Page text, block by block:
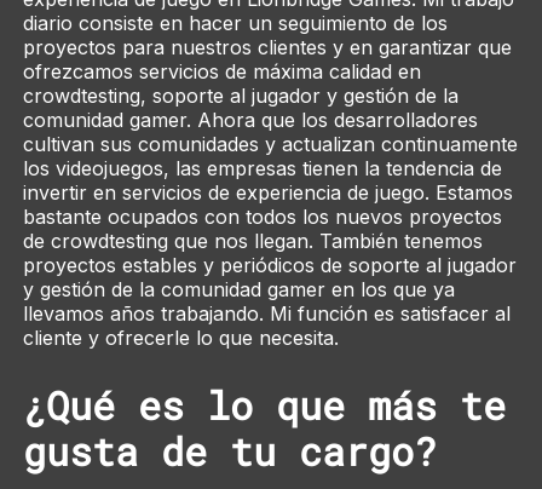
diario consiste en hacer un seguimiento de los
proyectos para nuestros clientes y en garantizar que
ofrezcamos servicios de máxima calidad en
crowdtesting, soporte al jugador y gestión de la
comunidad gamer. Ahora que los desarrolladores
cultivan sus comunidades y actualizan continuamente
los videojuegos, las empresas tienen la tendencia de
invertir en servicios de experiencia de juego. Estamos
bastante ocupados con todos los nuevos proyectos
de crowdtesting que nos llegan. También tenemos
proyectos estables y periódicos de soporte al jugador
y gestión de la comunidad gamer en los que ya
llevamos años trabajando. Mi función es satisfacer al
cliente y ofrecerle lo que necesita.
¿Qué es lo que más te
gusta de tu cargo?